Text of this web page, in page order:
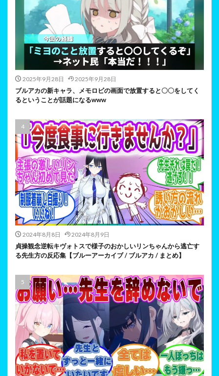
2025年9月28日 2025年9月28日
ブルアカの新キャラ、メモロビの画面で放置すると〇〇をしてく
るということが話題になるwww
2024年8月8日 2024年8月9日
貞操観念逆転キヴォトスで様子のおかしいリンちゃんから逃亡す
る先生方の反応集【ブルーアーカイブ / ブルアカ / まとめ】